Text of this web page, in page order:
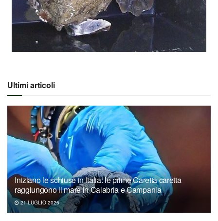
Ultimi articoli
Iniziano le schiuse in Italia: le prime Caretta caretta
raggiungono il mare in Calabria e Campania
21 LUGLIO 2026